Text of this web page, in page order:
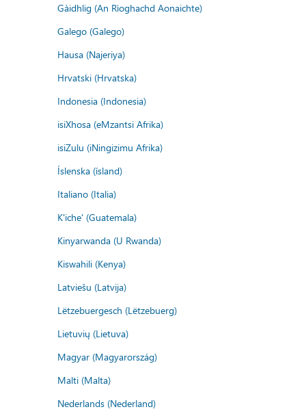
Gàidhlig (An Rìoghachd Aonaichte)
Galego (Galego)
Hausa (Najeriya)
Hrvatski (Hrvatska)
Indonesia (Indonesia)
isiXhosa (eMzantsi Afrika)
isiZulu (iNingizimu Afrika)
Íslenska (ísland)
Italiano (Italia)
K'iche' (Guatemala)
Kinyarwanda (U Rwanda)
Kiswahili (Kenya)
Latviešu (Latvija)
Lëtzebuergesch (Lëtzebuerg)
Lietuvių (Lietuva)
Magyar (Magyarország)
Malti (Malta)
Nederlands (Nederland)